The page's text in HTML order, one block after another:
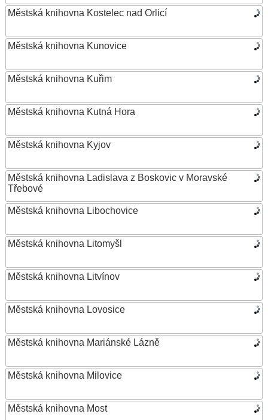
Městská knihovna Kostelec nad Orlicí
Městská knihovna Kunovice
Městská knihovna Kuřim
Městská knihovna Kutná Hora
Městská knihovna Kyjov
Městská knihovna Ladislava z Boskovic v Moravské
Třebové
Městská knihovna Libochovice
Městská knihovna Litomyšl
Městská knihovna Litvínov
Městská knihovna Lovosice
Městská knihovna Mariánské Lázně
Městská knihovna Milovice
Městská knihovna Most